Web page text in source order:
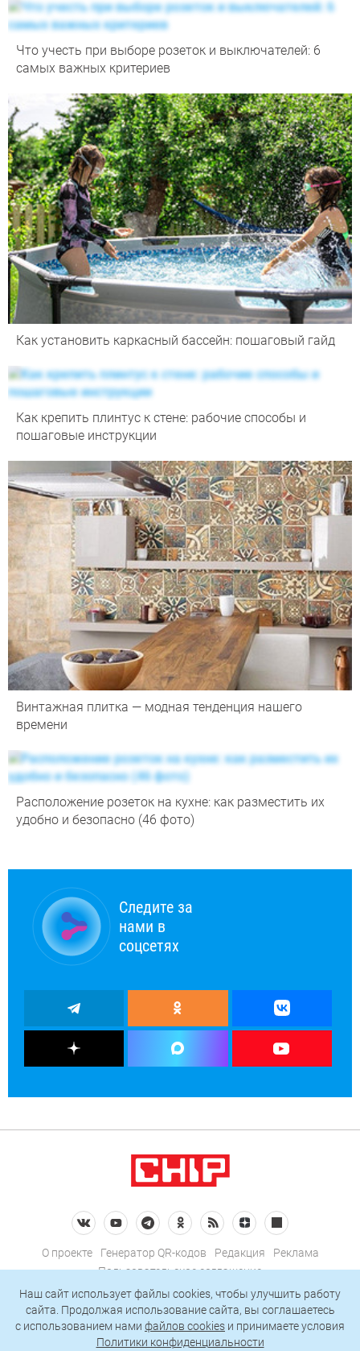
Что учесть при выборе розеток и выключателей: 6
самых важных критериев
Как установить каркасный бассейн: пошаговый гайд
Как крепить плинтус к стене: рабочие способы и
пошаговые инструкции
Винтажная плитка — модная тенденция нашего
времени
Расположение розеток на кухне: как разместить их
удобно и безопасно (46 фото)
Следите за
нами в
соцсетях
О проекте Генератор QR-кодов Редакция
Реклама
Пользовательское соглашение
Политика конфиденциальности
Подписаться на рассылку
Наш сайт использует файлы cookies, чтобы улучшить работу
сайта. Продолжая использование сайта, вы соглашаетесь
c использованием нами файлов cookies и принимаете условия
Политики конфиденциальности